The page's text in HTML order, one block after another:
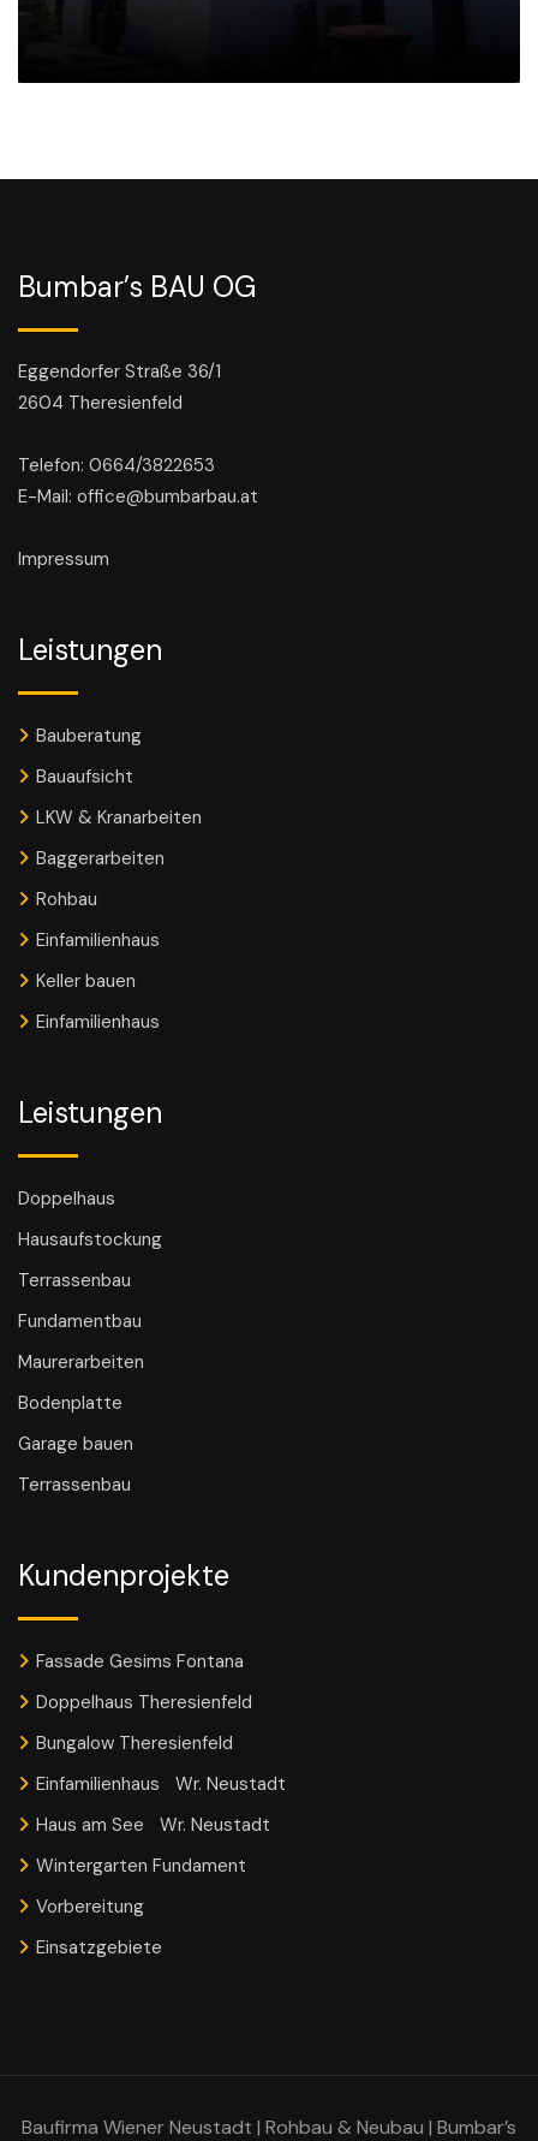
Bumbar’s BAU OG
Eggendorfer Straße 36/1
2604 Theresienfeld
Telefon: 0664/3822653
E-Mail: office@bumbarbau.at
Impressum
Leistungen
Bauberatung
Bauaufsicht
LKW & Kranarbeiten
Baggerarbeiten
Rohbau
Einfamilienhaus
Keller bauen
Einfamilienhaus
Leistungen
Doppelhaus
Hausaufstockung
Terrassenbau
Fundamentbau
Maurerarbeiten
Bodenplatte
Garage bauen
Terrassenbau
Kundenprojekte
Fassade Gesims Fontana
Doppelhaus Theresienfeld
Bungalow Theresienfeld
Einfamilienhaus Wr. Neustadt
Haus am See Wr. Neustadt
Wintergarten Fundament
Vorbereitung
Einsatzgebiete
Baufirma Wiener Neustadt | Rohbau & Neubau | Bumbar’s